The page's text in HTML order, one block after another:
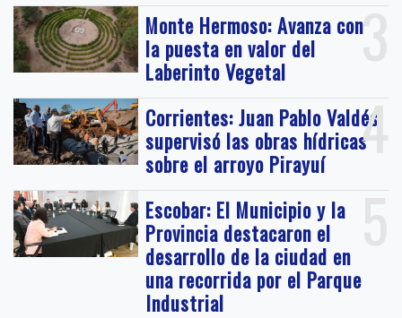
3
Monte Hermoso: Avanza con
la puesta en valor del
Laberinto Vegetal
4
Corrientes: Juan Pablo Valdés
supervisó las obras hídricas
sobre el arroyo Pirayuí
5
Escobar: El Municipio y la
Provincia destacaron el
desarrollo de la ciudad en
una recorrida por el Parque
Industrial